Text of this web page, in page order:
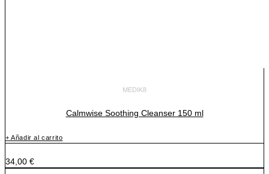
MEDIK8
Calmwise Soothing Cleanser 150 ml
+ Añadir al carrito
34,00 €